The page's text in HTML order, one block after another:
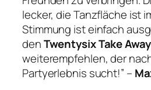
lecker, die Tanzfläche ist
Stimmung ist einfach
denTwentysix Take Away
weiterempfehlen, der
Partyerlebnis sucht!” –